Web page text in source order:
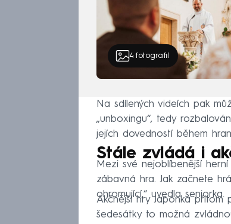
4 fotografií
Na sdílených videích pak
„unboxingu“, tedy
jejích dovedností během
Stále zvládá i
Mezi své nejoblíbenější
zábavná hra. Jak začnete
ohromující,“ uvedla seniorka.
Akčnější hry Japonka
šedesátky to možná